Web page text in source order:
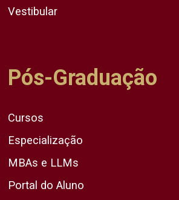
Vestibular
Pós-Graduação
Cursos
Especialização
MBAs e LLMs
Portal do Aluno